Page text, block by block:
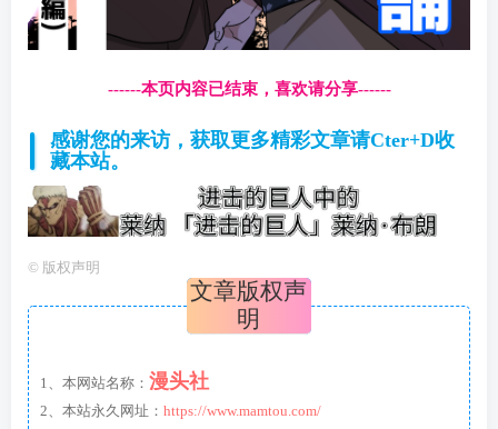
------本页内容已结束，喜欢请分享------
感谢您的来访，获取更多精彩文章请Cter+D收
藏本站。
© 版权声明
文章版权声
明
1、本网站名称： 漫头社
2、本站永久网址： https://www.mamtou.com/